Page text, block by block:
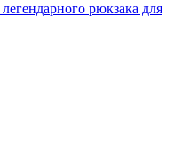
рюкзака для